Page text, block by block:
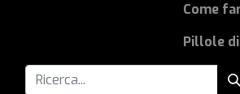
Come
Pillole